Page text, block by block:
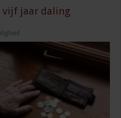
vijf jaar daling